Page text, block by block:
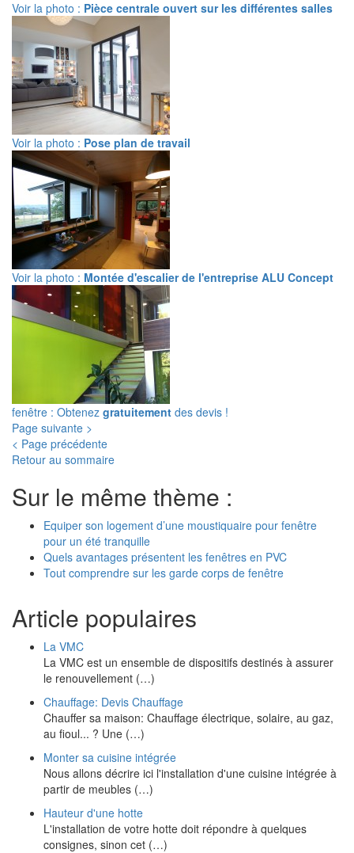
Voir la photo : Pièce centrale ouvert sur les différentes salles
Voir la photo : Pose plan de travail
Voir la photo : Montée d'escalier de l'entreprise ALU Concept
fenêtre : Obtenez gratuitement des devis !
Page suivante >
< Page précédente
Retour au sommaire
Sur le même thème :
Equiper son logement d’une moustiquaire pour fenêtre
pour un été tranquille
Quels avantages présentent les fenêtres en PVC
Tout comprendre sur les garde corps de fenêtre
Article populaires
La VMC
La VMC est un ensemble de dispositifs destinés à assurer
le renouvellement (…)
Chauffage: Devis Chauffage
Chauffer sa maison: Chauffage électrique, solaire, au gaz,
au fioul... ? Une (…)
Monter sa cuisine intégrée
Nous allons décrire ici l'installation d'une cuisine intégrée à
partir de meubles (…)
Hauteur d'une hotte
L'installation de votre hotte doit répondre à quelques
consignes, sinon cet (…)